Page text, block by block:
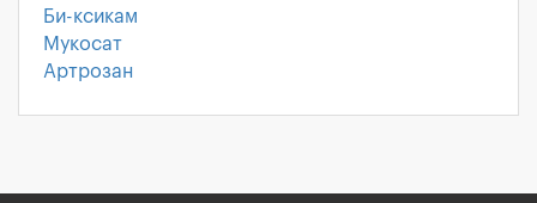
Би-ксикам
Мукосат
Артрозан